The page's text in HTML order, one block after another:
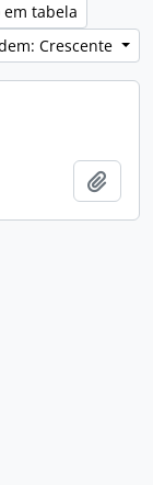
em tabela
Crescente